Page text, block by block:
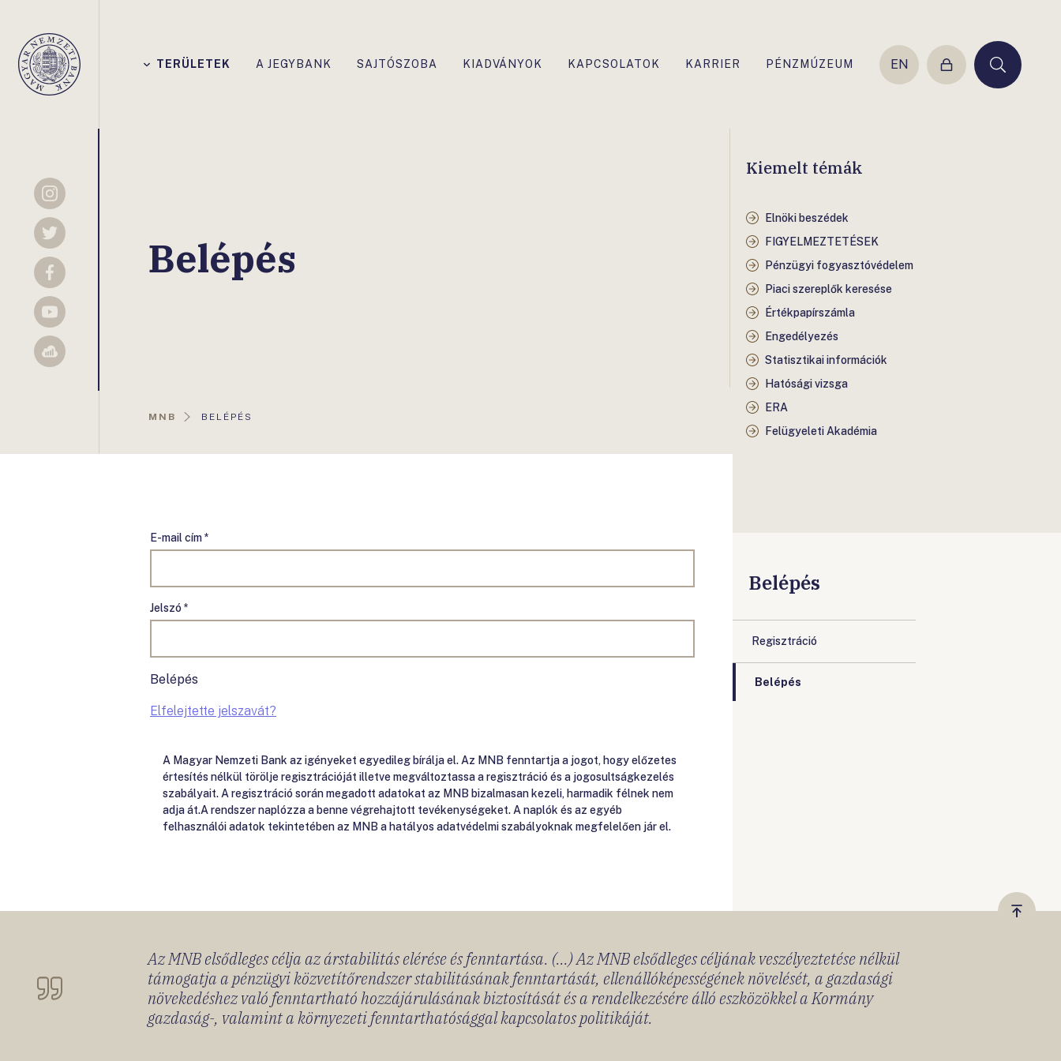
Magyar
Nemzeti
TERÜLETEK A JEGYBANK SAJTÓSZOBA KIADVÁNYOK KAPCSOLATOK KARRIER PÉNZMÚZEUM EN
Belépés Keresés
Instagram
Twitter
Facebook
YouTube
Sellsy
Belépés
MNB
AKTUÁLIS
BELÉPÉS
Kiemelt témák
Elnöki beszédek
FIGYELMEZTETÉSEK
Pénzügyi fogyasztóvédelem
Piaci szereplők keresése
Értékpapírszámla
Engedélyezés
Statisztikai információk
Hatósági vizsga
ERA
Felügyeleti Akadémia
E-mail cím *
Jelszó *
Belépés
Elfelejtette jelszavát?
A Magyar Nemzeti Bank az igényeket egyedileg bírálja el. Az MNB fenntartja a jogot, hogy előzetes
értesítés nélkül törölje regisztrációját illetve megváltoztassa a regisztráció és a jogosultságkezelés
szabályait. A regisztráció során megadott adatokat az MNB bizalmasan kezeli, harmadik félnek nem
adja át.A rendszer naplózza a benne végrehajtott tevékenységeket. A naplók és az egyéb
felhasználói adatok tekintetében az MNB a hatályos adatvédelmi szabályoknak megfelelően jár el.
Belépés
Regisztráció
Belépés
Vissza
Az MNB elsődleges célja az árstabilitás elérése és fenntartása. (...) Az MNB elsődleges céljának veszélyeztetése nélkül
támogatja a pénzügyi közvetítőrendszer stabilitásának fenntartását, ellenállóképességének növelését, a gazdasági
növekedéshez való fenntartható hozzájárulásának biztosítását és a rendelkezésére álló eszközökkel a Kormány
gazdaság-, valamint a környezeti fenntarthatósággal kapcsolatos politikáját.